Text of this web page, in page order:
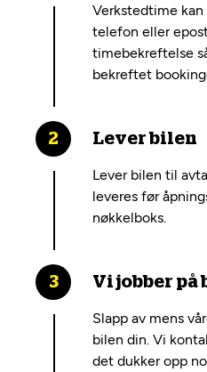
Verkstedtime
telefon eller
timebekreftelse
bekreftet
Lever bilen
Lever bilen til
leveres før
nøkkelboks.
Vi jobber på
Slapp av mens
bilen din. Vi
det dukker opp